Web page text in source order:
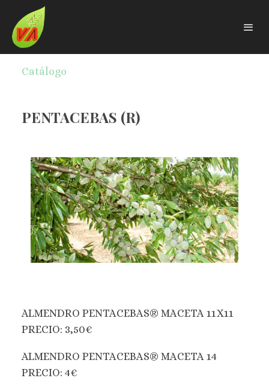
Catálogo
PENTACEBAS (R)
ALMENDRO PENTACEBAS® MACETA 11X11
PRECIO: 3,50€
ALMENDRO PENTACEBAS® MACETA 14
PRECIO: 4€